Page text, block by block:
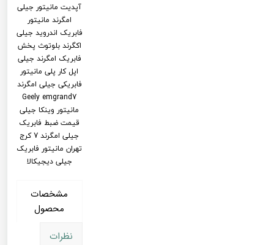
آپدیت مانیتور جیلی
امگرند مانیتور
فابریک اندروید جیلی
اکگرند بلوتوث پخش
فابریک امگرند جیلی
اپل کار پلی مانیتور
فابریکی جیلی امگرند
Geely emgrand7
مانیتور وینکا جیلی
قیمت ضبط فابریک
جیلی امگرند 7 کرج
تهران مانیتور فابریک
جیلی دیجیکالا
مشخصات
محصول
نظرات